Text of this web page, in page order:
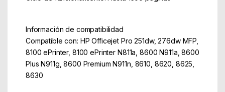
Información de compatibilidad
Compatible con: HP Officejet Pro 251dw, 276dw MFP,
8100 ePrinter, 8100 ePrinter N811a, 8600 N911a, 8600
Plus N911g, 8600 Premium N911n, 8610, 8620, 8625,
8630